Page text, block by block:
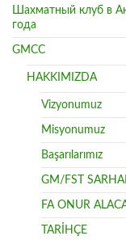
Шахматный клуб в
года
GMCC
HAKKIMIZDA
Vizyonumuz
Misyonumuz
Başarılarımız
GM/FST
FA ONUR
TARİHÇE